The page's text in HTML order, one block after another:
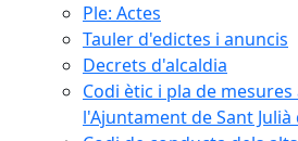
Ple: Actes
Tauler d'edictes i anuncis
Decrets d'alcaldia
Codi ètic i pla de
l'Ajuntament de Sant